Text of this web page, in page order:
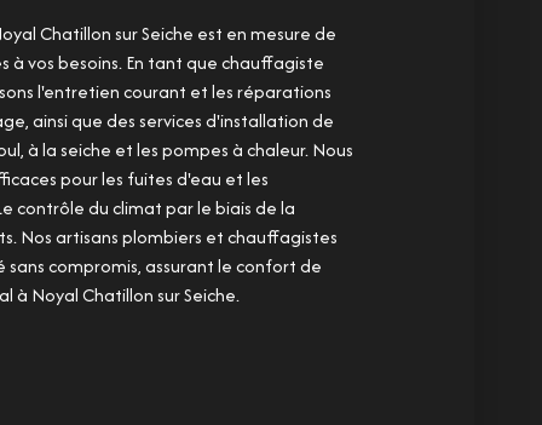
Chatillon sur Seiche est en mesure de
vos besoins. En tant que chauffagiste
l'entretien courant et les réparations
ainsi que des services d'installation de
à la seiche et les pompes à chaleur. Nous
pour les fuites d'eau et les
contrôle du climat par le biais de la
Nos artisans plombiers et chauffagistes
compromis, assurant le confort de
à Noyal Chatillon sur Seiche.